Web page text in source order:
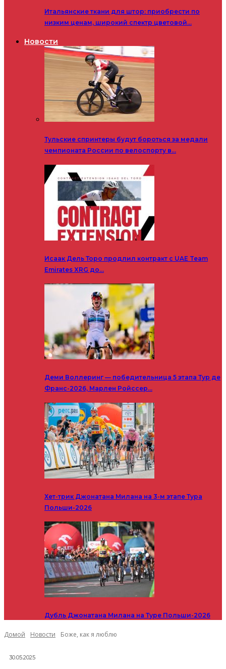
Итальянские ткани для штор: приобрести по
низким ценам, широкий спектр цветовой…
Новости
Тульские спринтеры будут бороться за медали
чемпионата России по велоспорту в…
Исаак Дель Торо продлил контракт с UAE Team
Emirates XRG до…
Деми Воллеринг — победительница 5 этапа Тур де
Франс-2026, Марлен Ройссер…
Хет-трик Джонатана Милана на 3-м этапе Тура
Польши-2026
Дубль Джонатана Милана на Туре Польши-2026
Домой Новости Боже, как я люблю
30.05.2025